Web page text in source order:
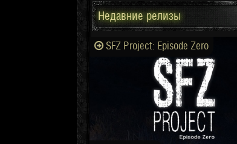
Недавние релизы
SFZ Project: Episode Zero